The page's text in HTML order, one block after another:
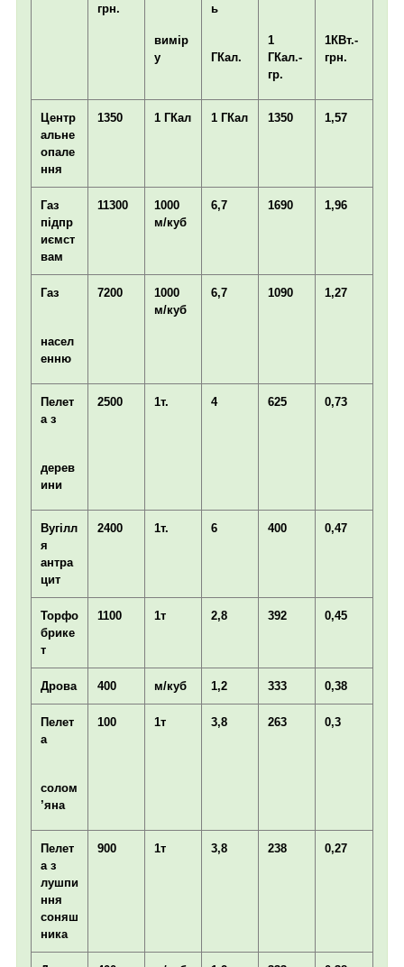
грн.
вимір
у
ь
ГКал.
1
ГКал.-
гр.
1КВт.-
грн.
Центр
альне
опале
ння
1350 1 ГКал 1 ГКал 1350 1,57
Газ
підпр
иємст
вам
11300
1000
м/куб
6,7 1690 1,96
Газ
насел
енню
7200
1000
м/куб
6,7 1090 1,27
Пелет
а з
дерев
ини
2500 1т. 4 625 0,73
Вугілл
я
антра
цит
2400 1т. 6 400 0,47
Торфо
брике
т
1100 1т 2,8 392 0,45
Дрова 400 м/куб 1,2 333 0,38
Пелет
а
солом
’яна
100 1т 3,8 263 0,3
Пелет
а з
лушпи
ння
соняш
ника
900 1т 3,8 238 0,27